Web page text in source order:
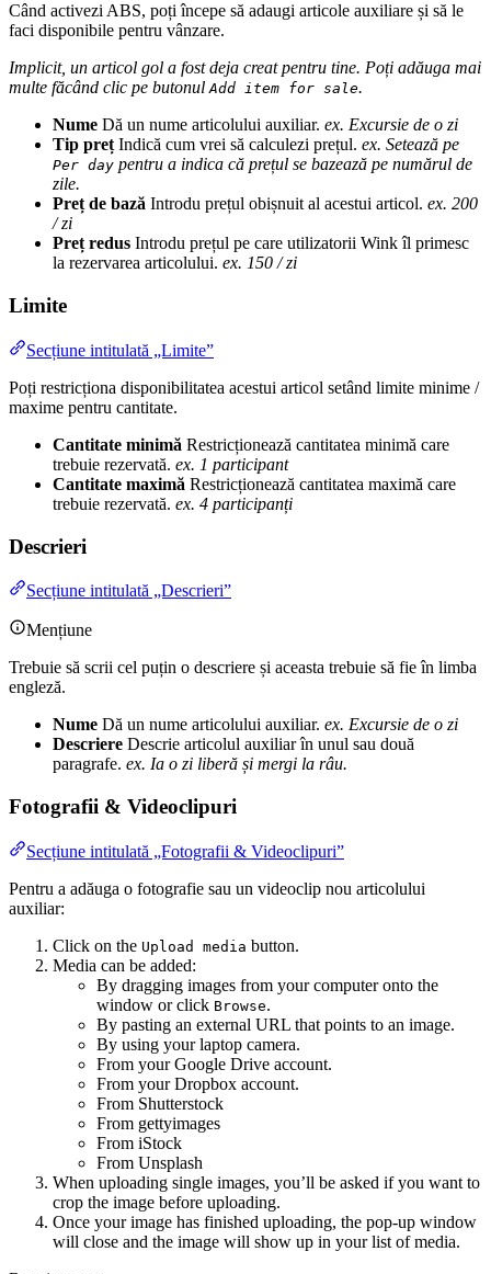
Când activezi ABS, poți începe să adaugi articole auxiliare și să le
faci disponibile pentru vânzare.
Implicit, un articol gol a fost deja creat pentru tine. Poți adăuga mai
multe făcând clic pe butonul Add item for sale.
Nume Dă un nume articolului auxiliar. ex. Excursie de o zi
Tip preț Indică cum vrei să calculezi prețul. ex. Setează pe
Per day pentru a indica că prețul se bazează pe numărul de
zile.
Preț de bază Introdu prețul obișnuit al acestui articol. ex. 200
/ zi
Preț redus Introdu prețul pe care utilizatorii Wink îl primesc
la rezervarea articolului. ex. 150 / zi
Limite
Secțiune intitulată „Limite”
Poți restricționa disponibilitatea acestui articol setând limite minime /
maxime pentru cantitate.
Cantitate minimă Restricționează cantitatea minimă care
trebuie rezervată. ex. 1 participant
Cantitate maximă Restricționează cantitatea maximă care
trebuie rezervată. ex. 4 participanți
Descrieri
Secțiune intitulată „Descrieri”
Mențiune
Trebuie să scrii cel puțin o descriere și aceasta trebuie să fie în limba
engleză.
Nume Dă un nume articolului auxiliar. ex. Excursie de o zi
Descriere Descrie articolul auxiliar în unul sau două
paragrafe. ex. Ia o zi liberă și mergi la râu.
Fotografii & Videoclipuri
Secțiune intitulată „Fotografii & Videoclipuri”
Pentru a adăuga o fotografie sau un videoclip nou articolului
auxiliar:
Click on the Upload media button.
Media can be added:
By dragging images from your computer onto the
window or click Browse.
By pasting an external URL that points to an image.
By using your laptop camera.
From your Google Drive account.
From your Dropbox account.
From Shutterstock
From gettyimages
From iStock
From Unsplash
When uploading single images, you’ll be asked if you want to
crop the image before uploading.
Once your image has finished uploading, the pop-up window
will close and the image will show up in your list of media.